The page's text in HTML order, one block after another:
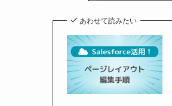
あわせて読みたい